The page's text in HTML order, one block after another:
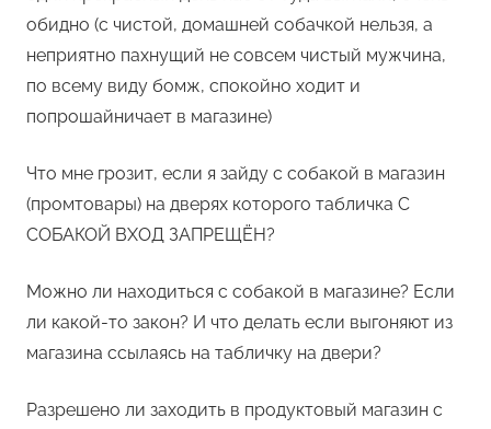
обидно (с чистой, домашней собачкой нельзя, а
неприятно пахнущий не совсем чистый мужчина,
по всему виду бомж, спокойно ходит и
попрошайничает в магазине)
Что мне грозит, если я зайду с собакой в магазин
(промтовары) на дверях которого табличка С
СОБАКОЙ ВХОД ЗАПРЕЩЁН?
Можно ли находиться с собакой в магазине? Если
ли какой-то закон? И что делать если выгоняют из
магазина ссылаясь на табличку на двери?
Разрешено ли заходить в продуктовый магазин с